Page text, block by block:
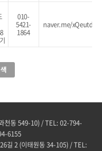
010-
5421-
1864
naver.me/xQeutdcm
천동 549-10) / TEL: 02-794-
6155
길 2 (이태원동 34-105) / TEL: